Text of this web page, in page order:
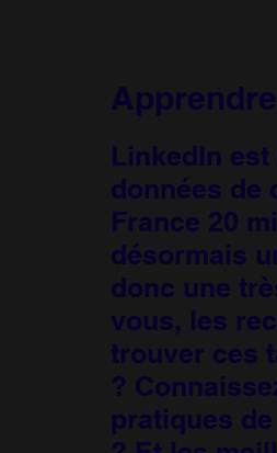
LinkedIn
données de
France 20
désormais
donc une
vous, les
trouver ces
?
pratiques